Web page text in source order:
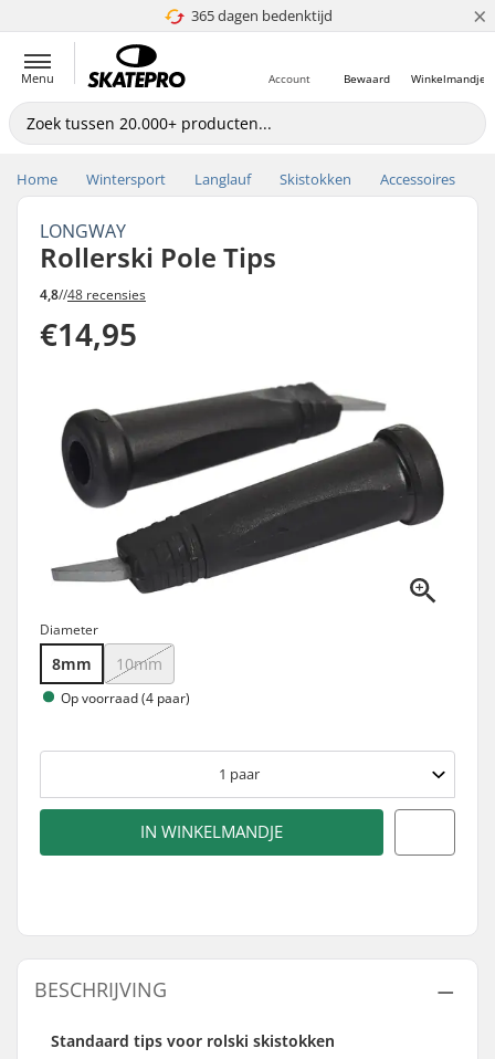
365 dagen bedenktijd
4.8 van 5 ×
Menu Winkelmandje
Bewaard
Account
Home Wintersport Langlauf Skistokken Accessoires
LONGWAY
Rollerski Pole Tips
4,8//48 recensies
€14,95
Diameter
8mm 10mm
Op voorraad (4 paar)
1 paar
IN WINKELMANDJE
BESCHRIJVING
Standaard tips voor rolski skistokken